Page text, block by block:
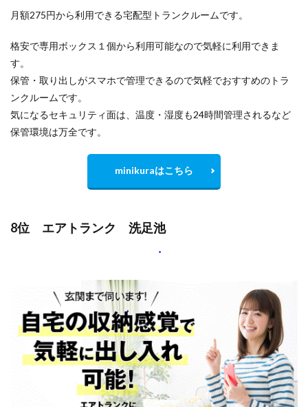
月額275円から利用できる宅配型トランクルームです。
格安で専用ボックス１個から利用可能なので気軽に利用できま
す。
保管・取り出しがスマホで管理できるので気軽でおすすめのトラ
ンクルームです。
気になるセキュリティ面は、温度・湿度も24時間管理されるなど
保管環境は万全です。
minikuraはこちら
8位 エアトランク 洗足池